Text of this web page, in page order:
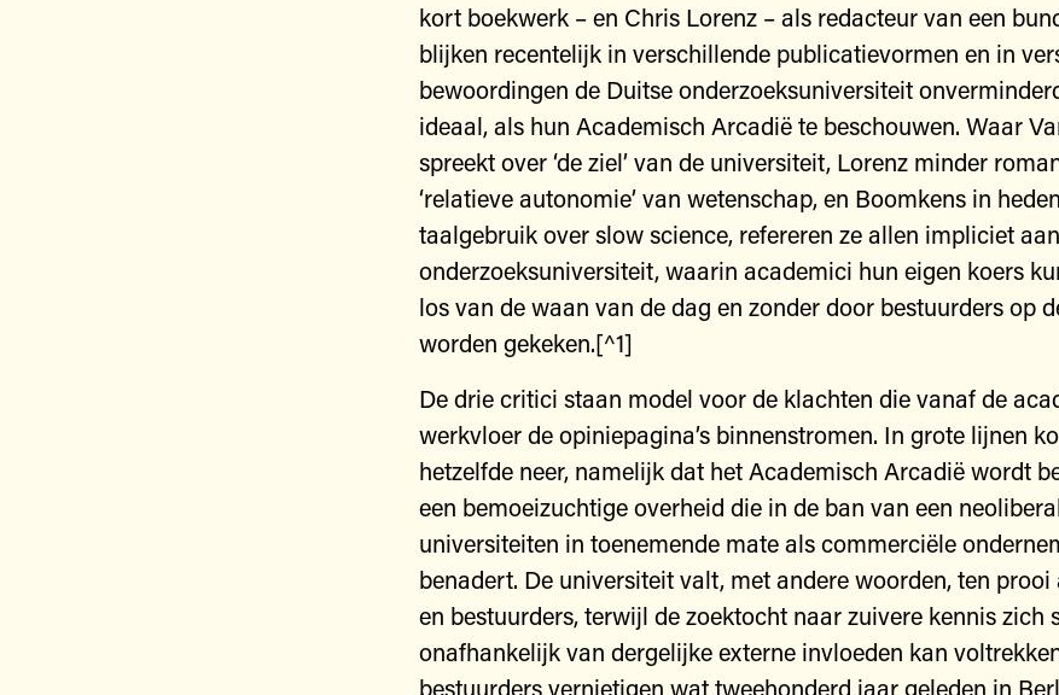
kort boekwerk – en Chris Lorenz – als redacteur van een
blijken recentelijk in verschillende publicatievormen en in
bewoordingen de Duitse onderzoeksuniversiteit
ideaal, als hun Academisch Arcadië te beschouwen. Waar
spreekt over ‘de ziel’ van de universiteit, Lorenz minder
‘relatieve autonomie’ van wetenschap, en Boomkens in
taalgebruik over slow science, refereren ze allen impliciet aan
onderzoeksuniversiteit, waarin academici hun eigen koers
los van de waan van de dag en zonder door bestuurders op
worden gekeken.[^1]
De drie critici staan model voor de klachten die vanaf de
werkvloer de opiniepagina’s binnenstromen. In grote lijnen
hetzelfde neer, namelijk dat het Academisch Arcadië wordt
een bemoeizuchtige overheid die in de ban van een
universiteiten in toenemende mate als commerciële
benadert. De universiteit valt, met andere woorden, ten
en bestuurders, terwijl de zoektocht naar zuivere kennis zich
onafhankelijk van dergelijke externe invloeden kan
bestuurders vernietigen wat tweehonderd jaar geleden in